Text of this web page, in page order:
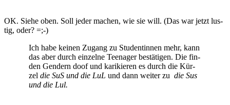
OK. Sie­he oben. Soll jeder machen, wie sie will. (Das war jetzt lus­
tig, oder? =;-)
Ich habe kei­nen Zugang zu Stu­den­tin­nen mehr, kann
das aber durch ein­zel­ne Teen­ager bestä­ti­gen. Die fin­
den Gen­dern doof und kari­kie­ren es durch die Kür­
zel die SuS und die LuL und dann wei­ter zu die Sus
und die Lul.